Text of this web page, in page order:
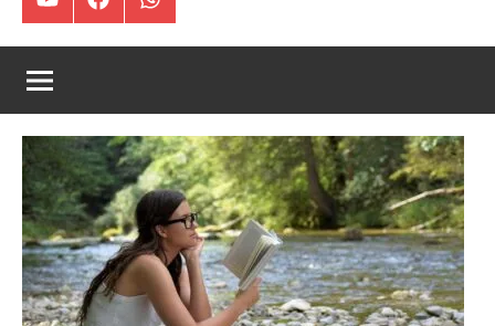
plus
d’harmonie
familiale
un
avenir
serein.
Chaîne
YouTube
Facebook
WA